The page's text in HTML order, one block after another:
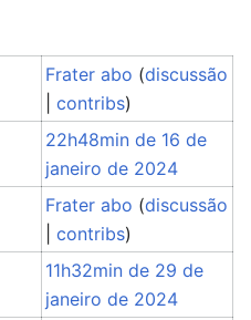
Frater abo (discussão
|contribs)
22h48min de 16 de
janeiro de 2024
Frater abo (discussão
|contribs)
11h32min de 29 de
janeiro de 2024